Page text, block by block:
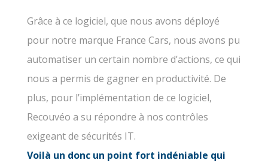
Grâce à ce logiciel, que nous avons déployé
pour notre marque France Cars, nous avons pu
automatiser un certain nombre d’actions, ce qui
nous a permis de gagner en productivité. De
plus, pour l’implémentation de ce logiciel,
Recouvéo a su répondre à nos contrôles
exigeant de sécurités IT.
Voilà un donc un point fort indéniable qui